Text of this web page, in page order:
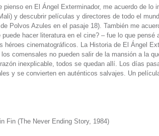
pienso en El Ángel Exterminador, me acuerdo de lo
y descubrir películas y directores de todo el
Polvos Azules en el pasaje 18). También me
hacer literatura en el cine? – fue lo que
héroes cinematográficos. La Historia de El Ángel
comensales no pueden salir de la mansión a la
inexplicable, todos se quedan allí. Los días
y se convierten en auténticos salvajes. Un
Fin (The Never Ending Story, 1984)